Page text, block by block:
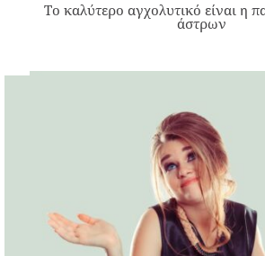
Το καλύτερο αγχολυτικό είναι η
άστρων